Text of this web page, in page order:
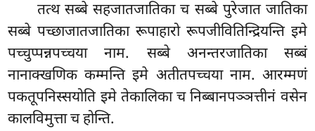
तत्थ सब्बे सहजातजातिका च सब्बे पुरेजात जातिका
सब्बे पच्छाजातजातिका रूपाहारो रूपजीवितिन्द्रियन्ति इमे
पच्चुप्पन्नपच्चया नाम. सब्बे अनन्तरजातिका सब्बं
नानाक्खणिक कम्मन्ति इमे अतीतपच्चया नाम. आरम्मणं
पकतूपनिस्सयोति इमे तेकालिका च निब्बानपञ्ञत्तीनं वसेन
कालविमुत्ता च होन्ति.